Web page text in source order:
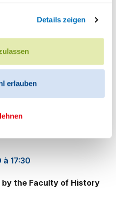
Details zeigen
erlauben
à 20:00
45, 1950 Sion
17:30
by the Faculty of History